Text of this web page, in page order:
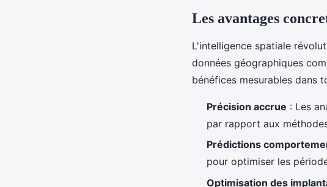
Les avantages
L'intelligence spatiale
données géographiques
bénéfices mesurables dans
Précision accrue : Les
par rapport aux
Prédictions
pour optimiser les
Optimisation des